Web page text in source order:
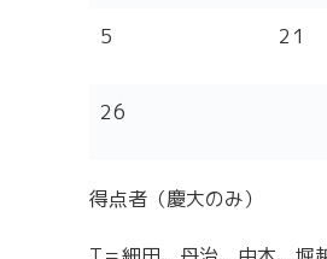
5 21
26
得点者（慶大のみ）